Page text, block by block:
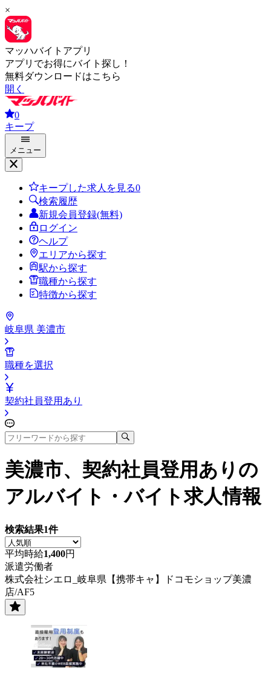
×
マッハバイトアプリ
アプリでお得にバイト探し！
無料ダウンロードはこちら
開く
0
キープ
メニュー
キープした求人を見る0
検索履歴
新規会員登録(無料)
ログイン
ヘルプ
エリアから探す
駅から探す
職種から探す
特徴から探す
岐阜県 美濃市
職種を選択
契約社員登用あり
美濃市、契約社員登用あり の
アルバイト・バイト求人情報
検索結果1件
平均時給1,400円
派遣労働者
株式会社シエロ_岐阜県【携帯キャ】ドコモショップ美濃
店/AF5